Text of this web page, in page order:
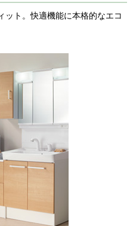
ット。快適機能に本格的なエコ